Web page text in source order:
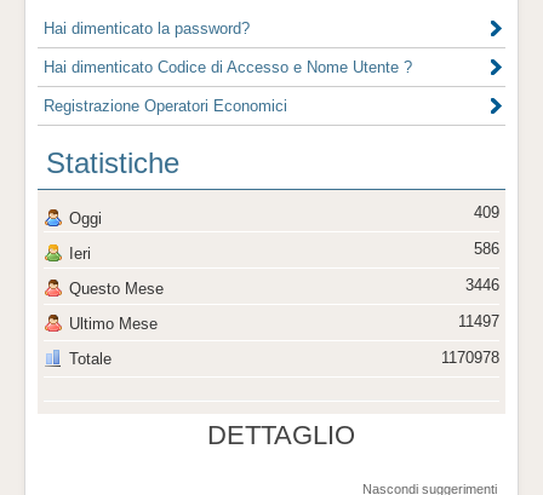
Hai dimenticato la password?
Hai dimenticato Codice di Accesso e Nome Utente ?
Registrazione Operatori Economici
Statistiche
Oggi
Ieri
Questo Mese
Ultimo Mese
Totale
409
586
3446
11497
1170978
DETTAGLIO
Nascondi suggerimenti